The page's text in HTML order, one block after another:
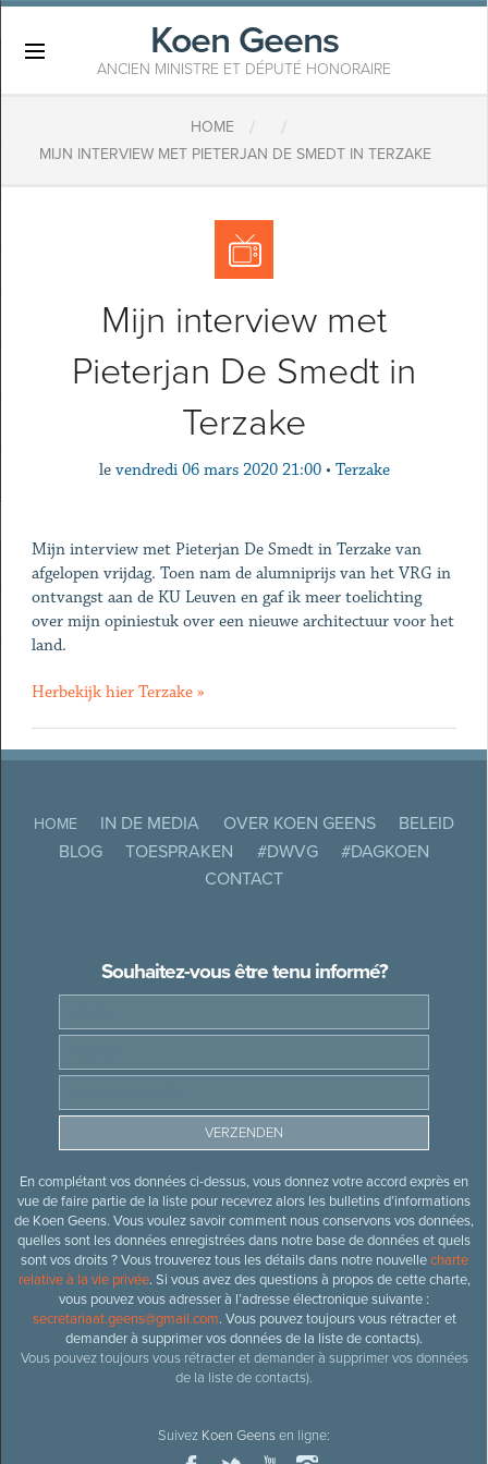
Koen Geens
ANCIEN MINISTRE ET DÉPUTÉ HONORAIRE
HOME / /
MIJN INTERVIEW MET PIETERJAN DE SMEDT IN TERZAKE
Mijn interview met
Pieterjan De Smedt in
Terzake
le vendredi 06 mars 2020 21:00 • Terzake
Mijn interview met Pieterjan De Smedt in Terzake van
afgelopen vrijdag. Toen nam de alumniprijs van het VRG in
ontvangst aan de KU Leuven en gaf ik meer toelichting
over mijn opiniestuk over een nieuwe architectuur voor het
land.
Herbekijk hier Terzake »
HOME IN DE MEDIA OVER KOEN GEENS
BELEID
BLOG
TOESPRAKEN #DWVG
#DAGKOEN
CONTACT
Souhaitez-vous être tenu informé?
En complétant vos données ci-dessus, vous donnez votre accord exprès en
vue de faire partie de la liste pour recevrez alors les bulletins d’informations
de Koen Geens. Vous voulez savoir comment nous conservons vos données,
quelles sont les données enregistrées dans notre base de données et quels
sont vos droits ? Vous trouverez tous les détails dans notre nouvellecharte
relative à la vie privée. Si vous avez des questions à propos de cette charte,
vous pouvez vous adresser à l’adresse électronique suivante :
secretariaat.geens@gmail.com. Vous pouvez toujours vous rétracter et
demander à supprimer vos données de la liste de contacts).
Vous pouvez toujours vous rétracter et demander à supprimer vos données
de la liste de contacts).
Suivez Koen Geensen ligne: